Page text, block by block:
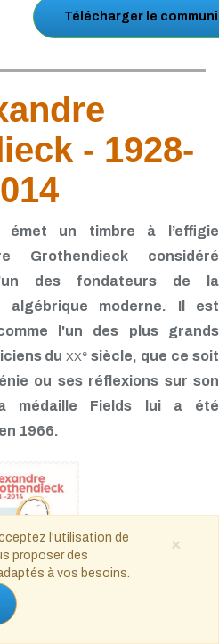
Télécharger le
- 1928-
émet un timbre à l’effigie
Grothendieck considéré
des fondateurs de la
algébrique moderne. Il est
l'un des plus grands
duXXe siècle, que ce soit
ou ses réflexions sur son
médaille Fields lui a été
1966.
×
l'utilisation de
proposer des
à vos besoins.